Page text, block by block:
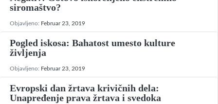
siromaštvo?
Objavljeno: Februar 23, 2019
Pogled iskosa: Bahatost umesto kulture
življenja
Objavljeno: Februar 23, 2019
Evropski dan žrtava krivičnih dela:
Unapređenje prava žrtava i svedoka